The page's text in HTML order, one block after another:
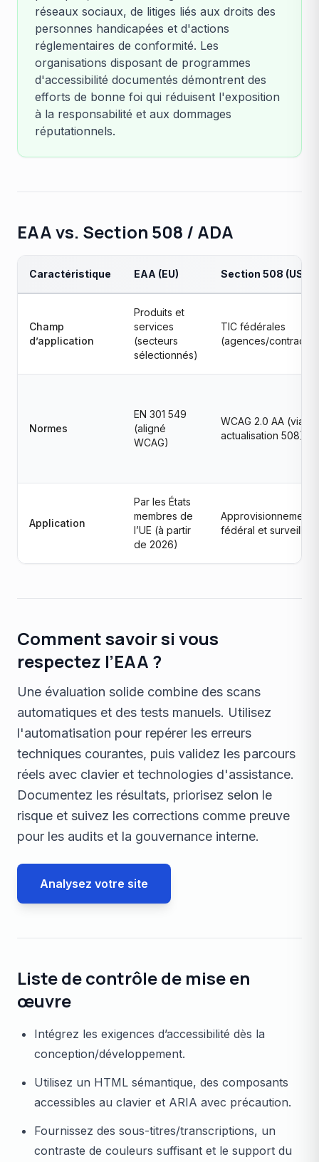
réseaux sociaux, de litiges liés aux droits des
personnes handicapées et d'actions
réglementaires de conformité. Les
organisations disposant de programmes
d'accessibilité documentés démontrent des
efforts de bonne foi qui réduisent l'exposition
à la responsabilité et aux dommages
réputationnels.
EAA vs. Section 508 / ADA
Caractéristique EAA (EU) Section 508 (USA)
Champ
d’application
Produits et
services
(secteurs
sélectionnés)
TIC fédérales
(agences/
Normes
EN 301 549
(aligné
WCAG)
WCAG 2.0 AA (via
actualisation 508)
Application
Par les États
membres de
l’UE (à partir
de 2026)
Approvisionnement
fédéral et
Comment savoir si vous
respectez l’EAA ?
Une évaluation solide combine des scans
automatiques et des tests manuels. Utilisez
l'automatisation pour repérer les erreurs
techniques courantes, puis validez les parcours
réels avec clavier et technologies d'assistance.
Documentez les résultats, priorisez selon le
risque et suivez les corrections comme preuve
pour les audits et la gouvernance interne.
Analysez votre site
Liste de contrôle de mise en
œuvre
Intégrez les exigences d’accessibilité dès la
conception/développement.
Utilisez un HTML sémantique, des composants
accessibles au clavier et ARIA avec précaution.
Fournissez des sous-titres/transcriptions, un
contraste de couleurs suffisant et le support du